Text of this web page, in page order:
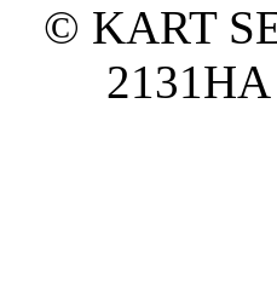
© KART